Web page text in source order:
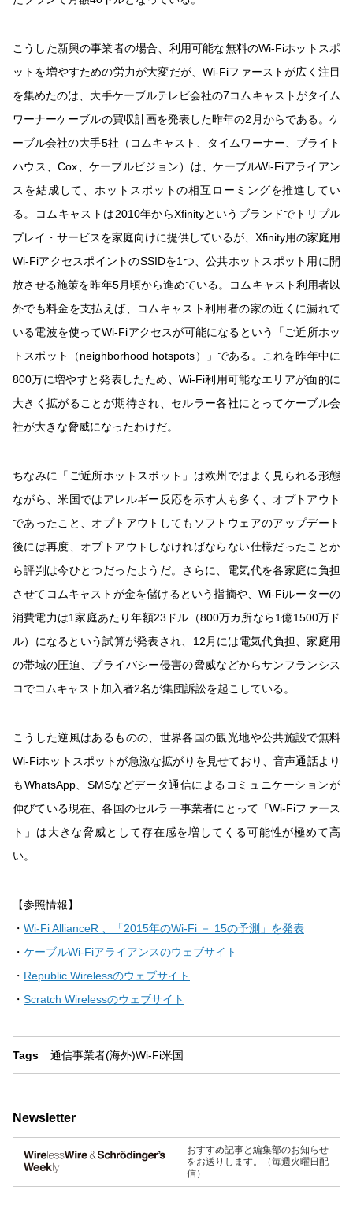
こうした新興の事業者の場合、利用可能な無料のWi-Fiホットスポ
ットを増やすための労力が大変だが、Wi-Fiファーストが広く注目
を集めたのは、大手ケーブルテレビ会社の7コムキャストがタイム
ワーナーケーブルの買収計画を発表した昨年の2月からである。ケ
ーブル会社の大手5社（コムキャスト、タイムワーナー、ブライト
ハウス、Cox、ケーブルビジョン）は、ケーブルWi-Fiアライアン
スを結成して、ホットスポットの相互ローミングを推進してい
る。コムキャストは2010年からXfinityというブランドでトリプル
プレイ・サービスを家庭向けに提供しているが、Xfinity用の家庭用
Wi-FiアクセスポイントのSSIDを1つ、公共ホットスポット用に開
放させる施策を昨年5月頃から進めている。コムキャスト利用者以
外でも料金を支払えば、コムキャスト利用者の家の近くに漏れて
いる電波を使ってWi-Fiアクセスが可能になるという「ご近所ホッ
トスポット（neighborhood hotspots）」である。これを昨年中に
800万に増やすと発表したため、Wi-Fi利用可能なエリアが面的に
大きく拡がることが期待され、セルラー各社にとってケーブル会
社が大きな脅威になったわけだ。
ちなみに「ご近所ホットスポット」は欧州ではよく見られる形態
ながら、米国ではアレルギー反応を示す人も多く、オプトアウト
であったこと、オプトアウトしてもソフトウェアのアップデート
後には再度、オプトアウトしなければならない仕様だったことか
ら評判は今ひとつだったようだ。さらに、電気代を各家庭に負担
させてコムキャストが金を儲けるという指摘や、Wi-Fiルーターの
消費電力は1家庭あたり年額23ドル（800万カ所なら1億1500万ド
ル）になるという試算が発表され、12月には電気代負担、家庭用
の帯域の圧迫、プライバシー侵害の脅威などからサンフランシス
コでコムキャスト加入者2名が集団訴訟を起こしている。
こうした逆風はあるものの、世界各国の観光地や公共施設で無料
Wi-Fiホットスポットが急激な拡がりを見せており、音声通話より
もWhatsApp、SMSなどデータ通信によるコミュニケーションが
伸びている現在、各国のセルラー事業者にとって「Wi-Fiファース
ト」は大きな脅威として存在感を増してくる可能性が極めて高
い。
【参照情報】
・ Wi-Fi AllianceR 、「2015年のWi-Fi － 15の予測」を発表
・ ケーブルWi-Fiアライアンスのウェブサイト
・ Republic Wirelessのウェブサイト
・ Scratch Wirelessのウェブサイト
Tags 通信事業者(海外)Wi-Fi米国
Newsletter
おすすめ記事と編集部のお知らせ
をお送りします。（毎週火曜日配
信）